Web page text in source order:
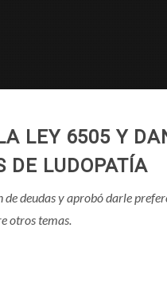
LEY 6505 Y
DE LUDOPATÍA
deudas y aprobó darle
otros temas.